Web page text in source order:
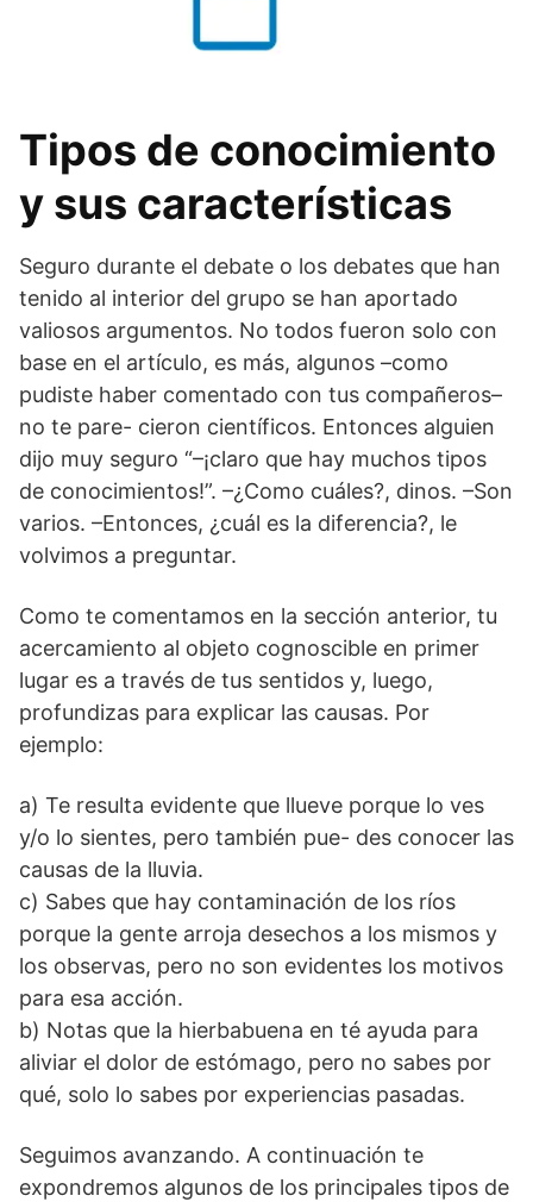
Tipos de conocimiento
y sus características
Seguro durante el debate o los debates que han
tenido al interior del grupo se han aportado
valiosos argumentos. No todos fueron solo con
base en el artículo, es más, algunos –como
pudiste haber comentado con tus compañeros–
no te pare- cieron científicos. Entonces alguien
dijo muy seguro “–¡claro que hay muchos tipos
de conocimientos!”. –¿Como cuáles?, dinos. –Son
varios. –Entonces, ¿cuál es la diferencia?, le
volvimos a preguntar.
Como te comentamos en la sección anterior, tu
acercamiento al objeto cognoscible en primer
lugar es a través de tus sentidos y, luego,
profundizas para explicar las causas. Por
ejemplo:
a) Te resulta evidente que llueve porque lo ves
y/o lo sientes, pero también pue- des conocer las
causas de la lluvia.
c) Sabes que hay contaminación de los ríos
porque la gente arroja desechos a los mismos y
los observas, pero no son evidentes los motivos
para esa acción.
b) Notas que la hierbabuena en té ayuda para
aliviar el dolor de estómago, pero no sabes por
qué, solo lo sabes por experiencias pasadas.
Seguimos avanzando. A continuación te
expondremos algunos de los principales tipos de